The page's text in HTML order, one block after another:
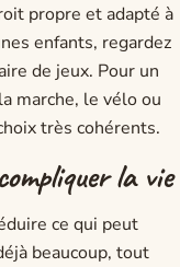
propre et adapté à
enfants, regardez
de jeux. Pour un
marche, le vélo ou
très cohérents.
la vie
ce qui peut
beaucoup, tout